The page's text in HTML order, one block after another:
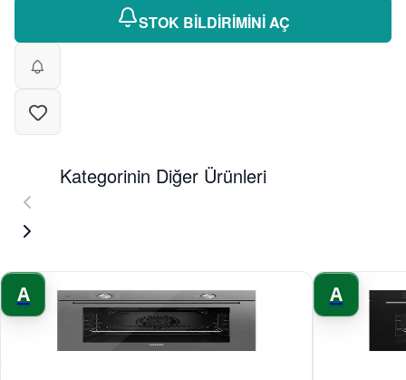
STOK BİLDİRİMİNİ AÇ
Kategorinin Diğer Ürünleri
A A